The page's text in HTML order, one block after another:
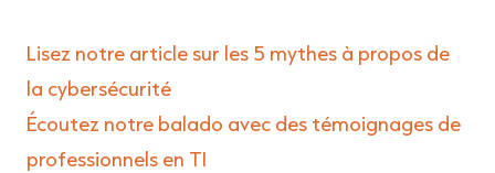
Lisez notre article sur les 5 mythes à propos de
la cybersécurité
Écoutez notre balado avec des témoignages de
professionnels en TI